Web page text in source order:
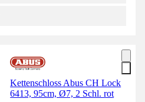
Kettenschloss Abus CH Lock
6413, 95cm, Ø7, 2 Schl. rot